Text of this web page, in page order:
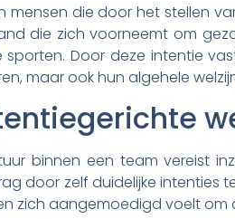
mensen die door het stellen
die zich voorneemt om
Door deze intentie
maar ook hun algehele
binnen een team vereist
door zelf duidelijke intenties
zich aangemoedigd voelt om